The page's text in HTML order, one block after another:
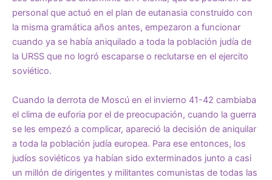
personal que actuó en el plan de eutanasia construido con
la misma gramática años antes, empezaron a funcionar
cuando ya se había aniquilado a toda la población judía de
la URSS que no logró escaparse o reclutarse en el ejercito
soviético.
Cuando la derrota de Moscú en el invierno 41-42 cambiaba
el clima de euforia por el de preocupación, cuando la guerra
se les empezó a complicar, apareció la decisión de aniquilar
a toda la población judía europea. Para ese entonces, los
judíos soviéticos ya habían sido exterminados junto a casi
un millón de dirigentes y militantes comunistas de todas las